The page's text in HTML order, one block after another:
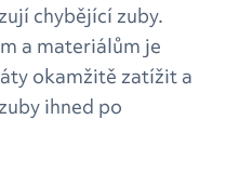
chybějící zuby.
a materiálům je
okamžitě zatížit a
ihned po